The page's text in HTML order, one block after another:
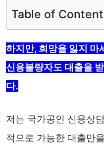
Table of
하지만, 희망을 잃지 마
신용불량자도 대출을
다.
저는 국가공인 신용상
적으로 가능한 대출만